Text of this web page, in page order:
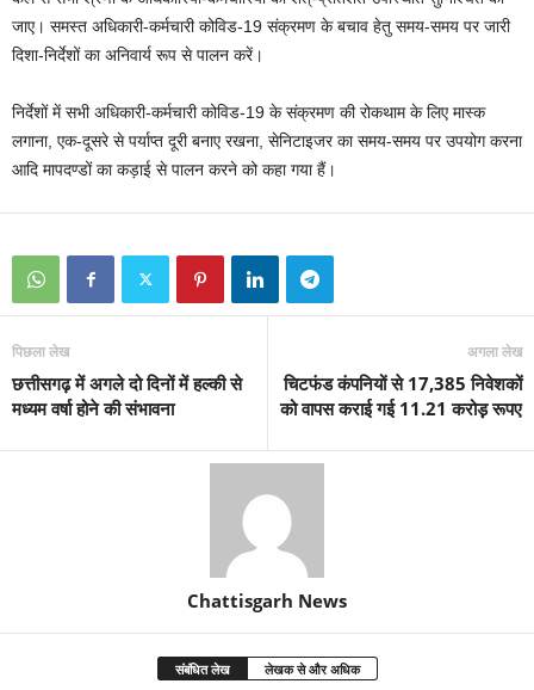
जाए। समस्त अधिकारी-कर्मचारी कोविड-19 संक्रमण के बचाव हेतु समय-समय पर जारी
दिशा-निर्देशों का अनिवार्य रूप से पालन करें।
निर्देशों में सभी अधिकारी-कर्मचारी कोविड-19 के संक्रमण की रोकथाम के लिए मास्क
लगाना, एक-दूसरे से पर्याप्त दूरी बनाए रखना, सेनिटाइजर का समय-समय पर उपयोग करना
आदि मापदण्डों का कड़ाई से पालन करने को कहा गया हैं।
पिछला लेख
छत्तीसगढ़ में अगले दो दिनों में हल्की से
मध्यम वर्षा होने की संभावना
अगला लेख
चिटफंड कंपनियों से 17,385 निवेशकों
को वापस कराई गई 11.21 करोड़़ रूपए
Chattisgarh News
संबंधित लेख लेखक से और अधिक